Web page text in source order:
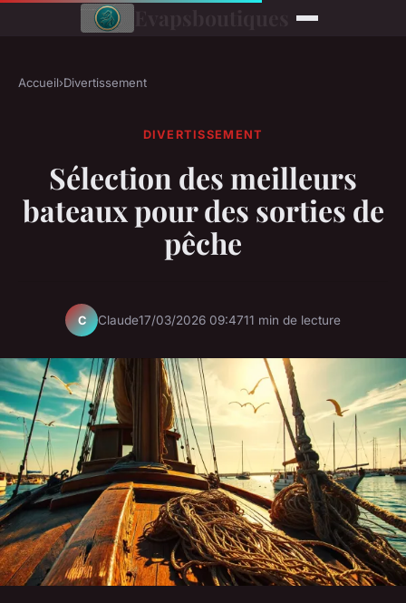
Evapsboutiques
Accueil›Divertissement
DIVERTISSEMENT
Sélection des meilleurs
bateaux pour des sorties de
pêche
C Claude17/03/2026 09:4711 min de lecture